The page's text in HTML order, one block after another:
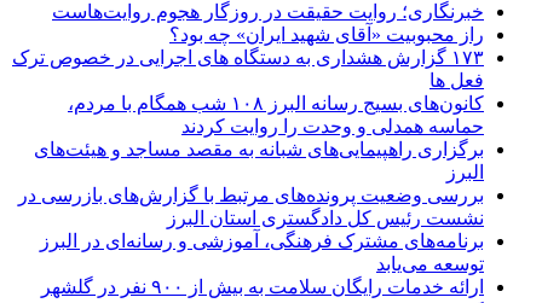
خبرنگاری؛ روایت حقیقت در روزگار هجوم روایت‌هاست
راز محبوبیت «آقای شهید ایران» چه بود؟
۱۷۳ گزارش هشداری به دستگاه های اجرایی در خصوص ترک
فعل ها
کانون‌های بسیج رسانه البرز ۱۰۸ شب همگام با مردم،
حماسه همدلی و وحدت را روایت کردند
برگزاری راهپیمایی‌های شبانه به مقصد مساجد و هیئت‌های
البرز
بررسی وضعیت پرونده‌های مرتبط با گزارش‌های بازرسی در
نشست رئیس کل دادگستری استان البرز
برنامه‌های مشترک فرهنگی، آموزشی و رسانه‌ای در البرز
توسعه می‌یابد
ارائه خدمات رایگان سلامت به بیش از ۹۰۰ نفر در گلشهر